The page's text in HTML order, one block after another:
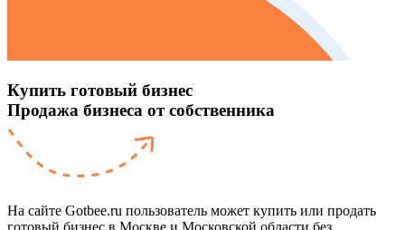
Купить готовый бизнес
Продажа бизнеса от собственника
На сайте Gotbee.ru пользователь может купить или продать
готовый бизнес в Москве и Московской области без